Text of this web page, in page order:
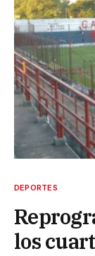
DEPORTES
los